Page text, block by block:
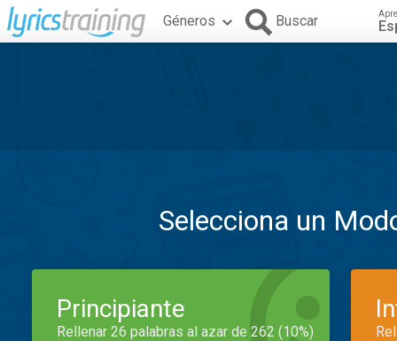
Géneros Buscar
Selecciona un
Principiante
Rellenar 26 palabras al azar de 262 (10%)